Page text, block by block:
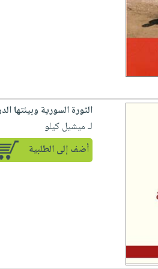
الثورة السورية وبيئتها
لـ ميشيل كيلو
أضف إلى الطلبية